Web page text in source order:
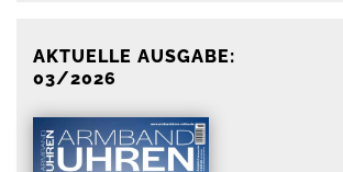
AKTUELLE AUSGABE:
03/2026